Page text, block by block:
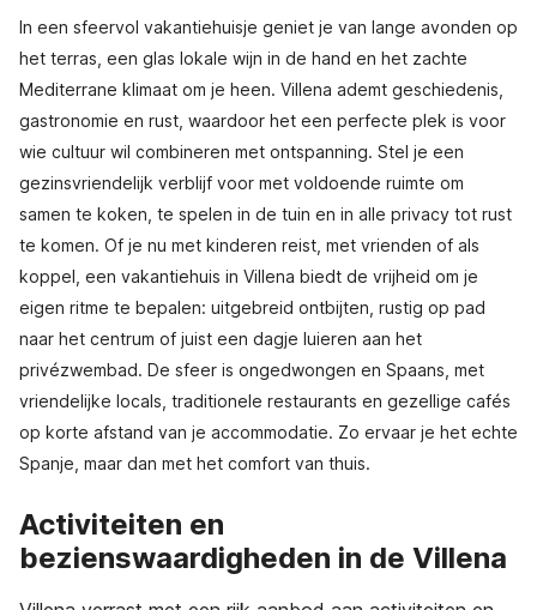
In een sfeervol vakantiehuisje geniet je van lange avonden op
het terras, een glas lokale wijn in de hand en het zachte
Mediterrane klimaat om je heen. Villena ademt geschiedenis,
gastronomie en rust, waardoor het een perfecte plek is voor
wie cultuur wil combineren met ontspanning. Stel je een
gezinsvriendelijk verblijf voor met voldoende ruimte om
samen te koken, te spelen in de tuin en in alle privacy tot rust
te komen. Of je nu met kinderen reist, met vrienden of als
koppel, een vakantiehuis in Villena biedt de vrijheid om je
eigen ritme te bepalen: uitgebreid ontbijten, rustig op pad
naar het centrum of juist een dagje luieren aan het
privézwembad. De sfeer is ongedwongen en Spaans, met
vriendelijke locals, traditionele restaurants en gezellige cafés
op korte afstand van je accommodatie. Zo ervaar je het echte
Spanje, maar dan met het comfort van thuis.
Activiteiten en
bezienswaardigheden in de Villena